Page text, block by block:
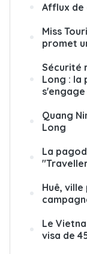
Afflux de
Miss
promet
Sécurité
Long : la
s'engage
Quang
Long
La
Huê,
Le
visa de